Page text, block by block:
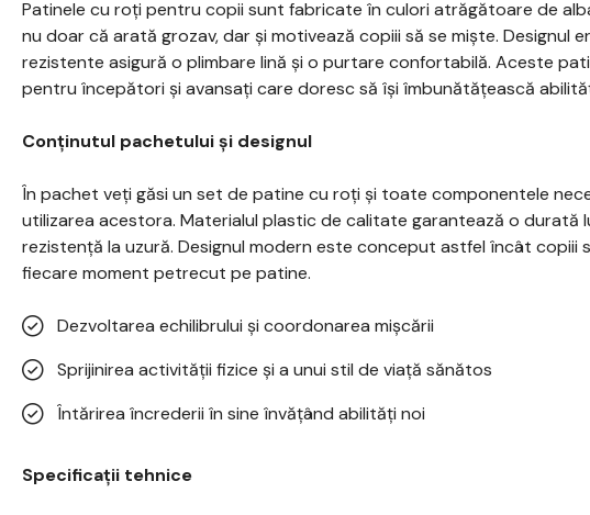
Patinele cu roți pentru copii sunt fabricate în culori atrăgătoare de
nu doar că arată grozav, dar și motivează copiii să se miște. Designul
rezistente asigură o plimbare lină și o purtare confortabilă. Aceste
pentru începători și avansați care doresc să își îmbunătățească
Conținutul pachetului și designul
În pachet veți găsi un set de patine cu roți și toate componentele
utilizarea acestora. Materialul plastic de calitate garantează o durată
rezistență la uzură. Designul modern este conceput astfel încât copiii
fiecare moment petrecut pe patine.
Dezvoltarea echilibrului și coordonarea mișcării
Sprijinirea activității fizice și a unui stil de viață sănătos
Întărirea încrederii în sine învățând abilități noi
Specificații tehnice